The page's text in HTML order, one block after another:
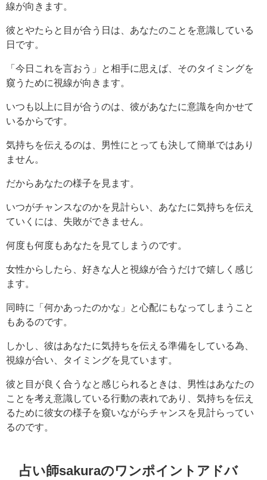
線が向きます。
彼とやたらと目が合う日は、あなたのことを意識している
日です。
「今日これを言おう」と相手に思えば、そのタイミングを
窺うために視線が向きます。
いつも以上に目が合うのは、彼があなたに意識を向かせて
いるからです。
気持ちを伝えるのは、男性にとっても決して簡単ではあり
ません。
だからあなたの様子を見ます。
いつがチャンスなのかを見計らい、あなたに気持ちを伝え
ていくには、失敗ができません。
何度も何度もあなたを見てしまうのです。
女性からしたら、好きな人と視線が合うだけで嬉しく感じ
ます。
同時に「何かあったのかな」と心配にもなってしまうこと
もあるのです。
しかし、彼はあなたに気持ちを伝える準備をしている為、
視線が合い、タイミングを見ています。
彼と目が良く合うなと感じられるときは、男性はあなたの
ことを考え意識している行動の表れであり、気持ちを伝え
るために彼女の様子を窺いながらチャンスを見計らってい
るのです。
占い師sakuraのワンポイントアドバ